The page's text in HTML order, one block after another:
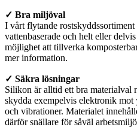
✓ Bra miljöval
I vårt flytande
vattenbaserade och helt eller
möjlighet att tillverka
mer information.
✓ Säkra lösningar
Silikon är alltid ett bra materialval
skydda exempelvis elektronik
och vibrationer. Materialet
därför snällare för såväl